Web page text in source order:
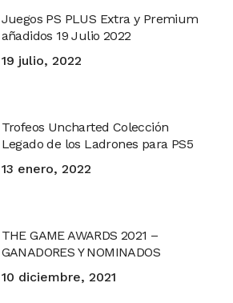
Juegos PS PLUS Extra y Premium
añadidos 19 Julio 2022
19 julio, 2022
Trofeos Uncharted Colección
Legado de los Ladrones para PS5
13 enero, 2022
THE GAME AWARDS 2021 –
GANADORES Y NOMINADOS
10 diciembre, 2021